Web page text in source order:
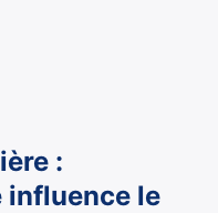
:
influence le